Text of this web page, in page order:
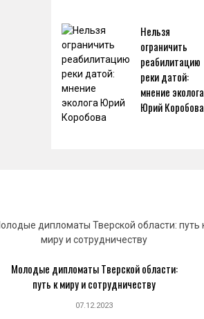
Нельзя
ограничить
реабилитацию
реки датой:
мнение эколога
Юрий Коробова
Молодые дипломаты Тверской области:
путь к миру и сотрудничеству
07.12.2023